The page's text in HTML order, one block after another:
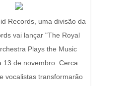
Records, uma divisão da
vai lançar "The Royal
Plays the Music
13 de novembro. Cerca
vocalistas transformarão